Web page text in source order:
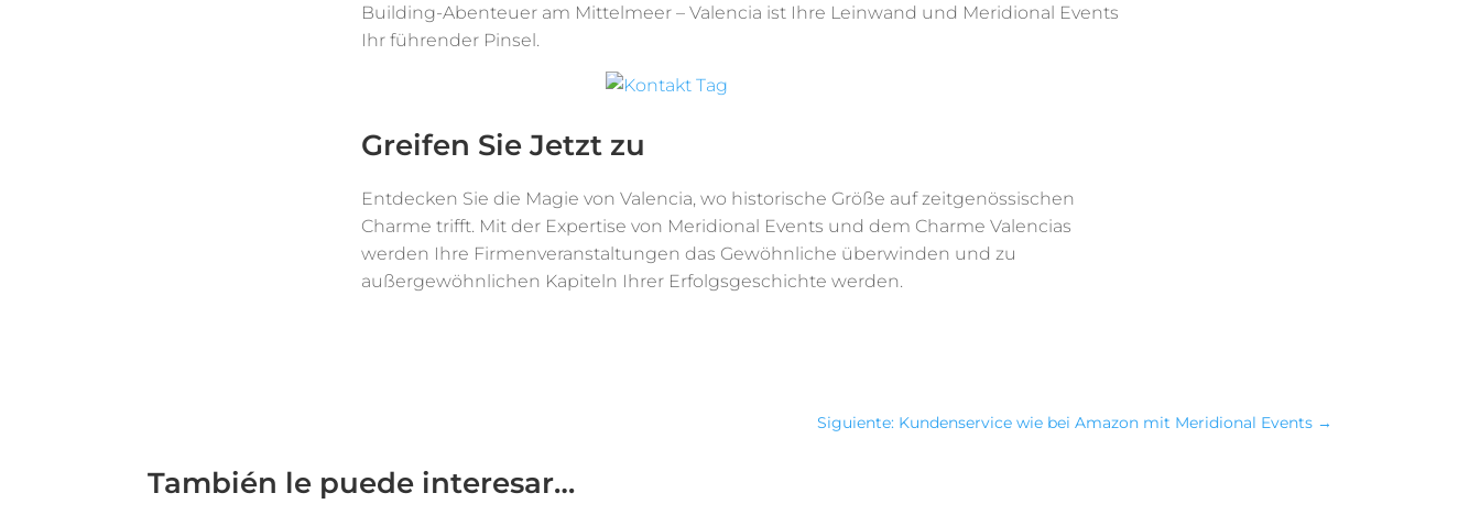
Building-Abenteuer am Mittelmeer – Valencia ist Ihre Leinwand und Meridional Events
Ihr führender Pinsel.
Greifen Sie Jetzt zu
Entdecken Sie die Magie von Valencia, wo historische Größe auf zeitgenössischen
Charme trifft. Mit der Expertise von Meridional Events und dem Charme Valencias
werden Ihre Firmenveranstaltungen das Gewöhnliche überwinden und zu
außergewöhnlichen Kapiteln Ihrer Erfolgsgeschichte werden.
Siguiente: Kundenservice wie bei Amazon mit Meridional Events→
También le puede interesar…